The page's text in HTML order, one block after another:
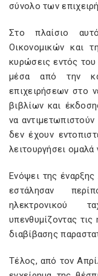
σύνολο των
Στο πλαίσιο
Οικονομικών και
κυρώσεις εντός
μέσα από την
επιχειρήσεων στο
βιβλίων και
να
δεν έχουν
λειτουργήσει ομαλά
Ενόψει της
εστάλησαν
ηλεκτρονικού
υπενθυμίζοντας
διαβίβασης
Τέλος, από τον